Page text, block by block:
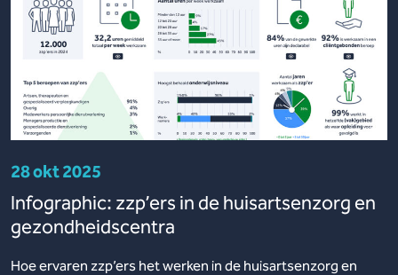
28 okt 2025
Infographic: zzp’ers in de huisartsenzorg en
gezondheidscentra
Hoe ervaren zzp’ers het werken in de huisartsenzorg en